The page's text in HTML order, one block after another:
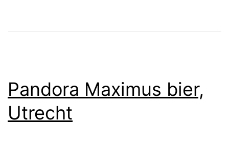
Pandora Maximus bier,
Utrecht